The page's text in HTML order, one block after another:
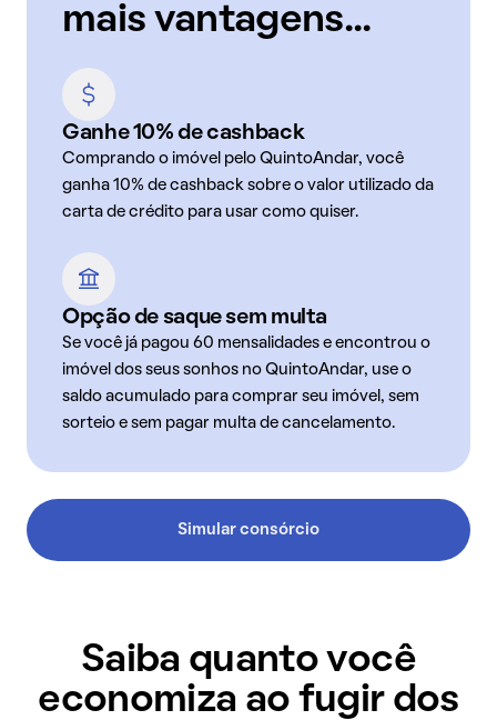
mais vantagens...
Ganhe 10% de cashback
Comprando o imóvel pelo QuintoAndar, você
ganha 10% de cashback sobre o valor utilizado da
carta de crédito para usar como quiser.
Opção de saque sem multa
Se você já pagou 60 mensalidades e encontrou o
imóvel dos seus sonhos no QuintoAndar, use o
saldo acumulado para comprar seu imóvel, sem
sorteio e sem pagar multa de cancelamento.
Simular consórcio
Saiba quanto você
economiza ao fugir dos